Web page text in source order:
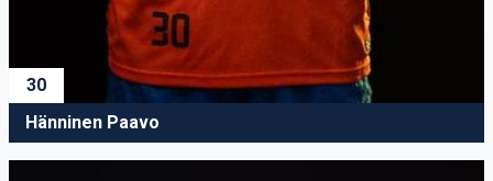
30
Hänninen Paavo